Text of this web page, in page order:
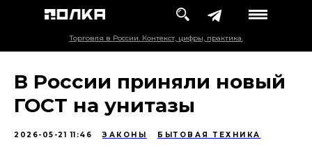
Торговля в России. Контекст, цифры, практика.
В России приняли новый
ГОСТ на унитазы
2026-05-21 11:46 ЗАКОНЫ БЫТОВАЯ ТЕХНИКА